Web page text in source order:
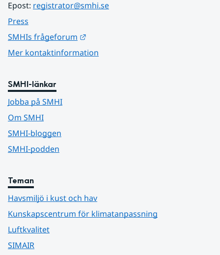
Epost: registrator@smhi.se
Press
SMHIs frågeforum
Mer kontaktinformation
SMHI-länkar
Jobba på SMHI
Om SMHI
SMHI-bloggen
SMHI-podden
Teman
Havsmiljö i kust och hav
Kunskapscentrum för klimatanpassning
Luftkvalitet
SIMAIR